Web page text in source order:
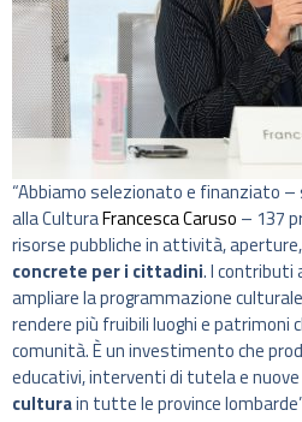
“Abbiamo selezionato e finanziato –
alla CulturaFrancesca Caruso – 137
risorse pubbliche in attività,
concrete per i cittadini. I
ampliare la programmazione
rendere più fruibili luoghi e patrimoni
comunità. È un investimento che
educativi, interventi di tutela e
culturain tutte le province